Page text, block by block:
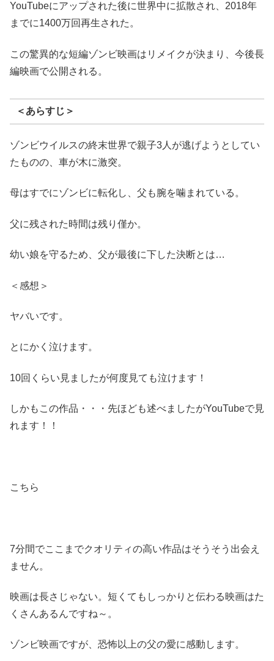
YouTubeにアップされた後に世界中に拡散され、2018年
までに1400万回再生された。
この驚異的な短編ゾンビ映画はリメイクが決まり、今後長
編映画で公開される。
＜あらすじ＞
ゾンビウイルスの終末世界で親子3人が逃げようとしてい
たものの、車が木に激突。
母はすでにゾンビに転化し、父も腕を噛まれている。
父に残された時間は残り僅か。
幼い娘を守るため、父が最後に下した決断とは…
＜感想＞
ヤバいです。
とにかく泣けます。
10回くらい見ましたが何度見ても泣けます！
しかもこの作品・・・先ほども述べましたがYouTubeで見
れます！！
こちら
7分間でここまでクオリティの高い作品はそうそう出会え
ません。
映画は長さじゃない。短くてもしっかりと伝わる映画はた
くさんあるんですね～。
ゾンビ映画ですが、恐怖以上の父の愛に感動します。